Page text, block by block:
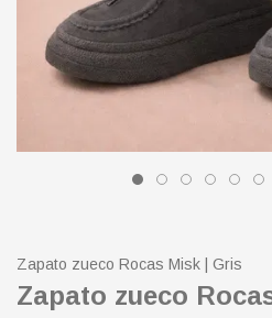
Zapato zueco Rocas Misk | Gris
Zapato zueco